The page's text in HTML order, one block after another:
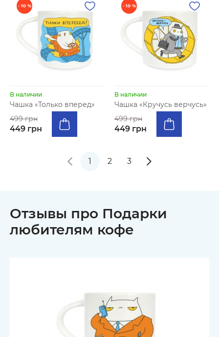
- 10 %
В наличии
Чашка «Только вперед»
499 грн
449 грн
- 10 %
В наличии
Чашка «Кручусь верчусь»
499 грн
449 грн
1 2 3
Отзывы про Подарки
любителям кофе